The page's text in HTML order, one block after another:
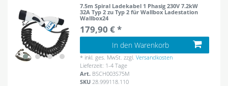
7.5m Spiral Ladekabel 1 Phasig 230V 7.2kW
32A Typ 2 zu Typ 2 für Wallbox Ladestation
Wallbox24
179,90 € *
In den Warenkorb
* inkl. ges. MwSt. zzgl.Versandkosten
Lieferzeit: 1-4 Tage
Art. BSCH003S75M
SKU 28.999118.110